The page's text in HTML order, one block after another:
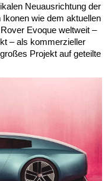
Neuausrichtung der
wie dem aktuellen
Evoque weltweit –
– als kommerzieller
Projekt auf geteilte